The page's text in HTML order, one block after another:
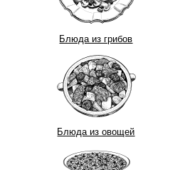
Блюда из грибов
Блюда из овощей